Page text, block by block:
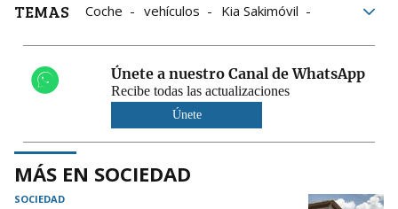
TEMAS Coche vehículos
Kia Sakimóvil
pxmov
Únete a nuestro Canal de WhatsApp
Recibe todas las actualizaciones
Únete
MÁS EN SOCIEDAD
SOCIEDAD